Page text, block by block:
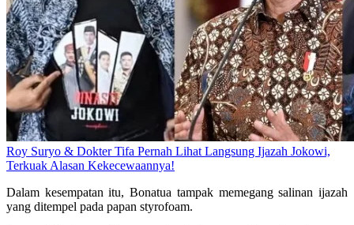
Roy Suryo & Dokter Tifa Pernah Lihat Langsung Ijazah Jokowi,
Terkuak Alasan Kekecewaannya!
Dalam kesempatan itu, Bonatua tampak memegang salinan ijazah
yang ditempel pada papan styrofoam.